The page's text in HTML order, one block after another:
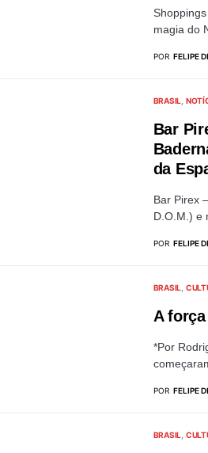
magia do
POR FELIPE
BRASIL
Bar
da
Bar Pirex
D.O.M.) e
POR FELIPE
BRASIL
A
*Por
POR FELIPE
BRASIL